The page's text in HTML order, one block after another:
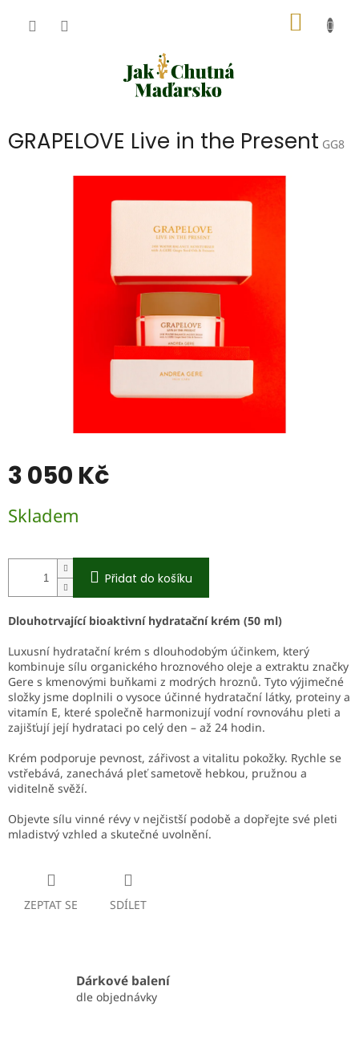
GRAPELOVE Live in the Present GG8
3 050 Kč
cena:
Skladem
Přidat do košíku
Dlouhotrvající bioaktivní hydratační krém (50 ml)
Luxusní hydratační krém s dlouhodobým účinkem, který
kombinuje sílu organického hroznového oleje a extraktu značky
Gere s kmenovými buňkami z modrých hroznů. Tyto výjimečné
složky jsme doplnili o vysoce účinné hydratační látky, proteiny a
vitamín E, které společně harmonizují vodní rovnováhu pleti a
zajišťují její hydrataci po celý den – až 24 hodin.
Krém podporuje pevnost, zářivost a vitalitu pokožky. Rychle se
vstřebává, zanechává pleť sametově hebkou, pružnou a
viditelně svěží.
Objevte sílu vinné révy v nejčistší podobě a dopřejte své pleti
mladistvý vzhled a skutečné uvolnění.
ZEPTAT SE SDÍLET
Dárkové balení
dle objednávky